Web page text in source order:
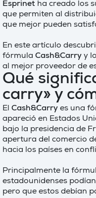
Esprinet ha creado los
que permiten al
que mejor pueden
En este artículo
fórmula Cash&Carry y
al mejor proveedor de
Qué
carry» y
El Cash&Carry es una
apareció en Estados
bajo la presidencia de
apertura del comercio
hacia los países en
Principalmente la
estadounidenses
pero que estos debían